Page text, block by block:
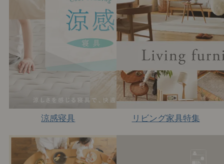
涼感寝具 リビング家具特集